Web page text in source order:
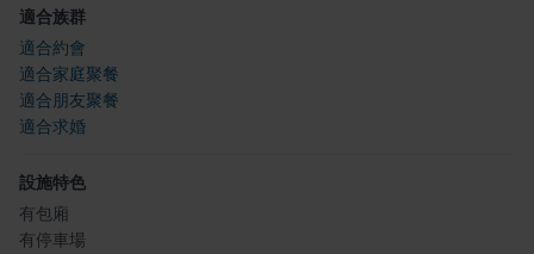
適合族群
適合約會
適合家庭聚餐
適合朋友聚餐
適合求婚
設施特色
有包廂
有停車場